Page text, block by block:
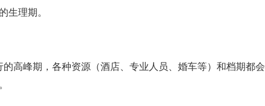
生理期。
高峰期，各种资源（酒店、专业人员、婚车等）和档期都会